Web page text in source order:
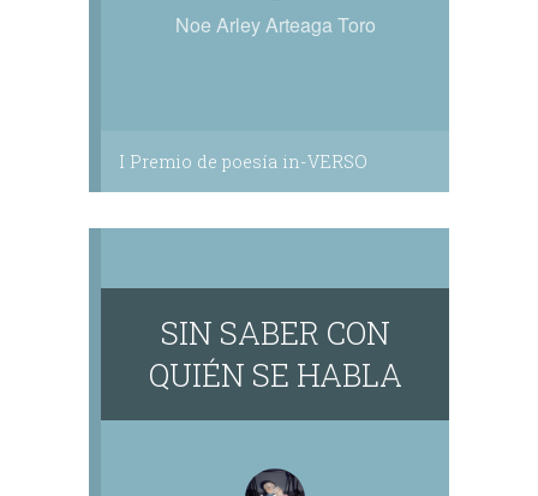
Noe Arley Arteaga Toro
I Premio de poesía in-VERSO
SIN SABER CON
QUIÉN SE HABLA